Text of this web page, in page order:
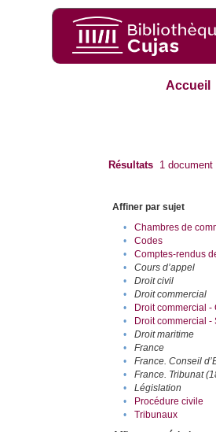
Accueil
Résultats 1 document
Affiner par sujet
•
Chambres de
•
Codes
•
Comptes-rendus
•
Cours d’appel
•
Droit civil
•
Droit commercial
•
Droit commercial -
•
Droit commercial -
•
Droit maritime
•
France
•
France. Conseil
•
France. Tribunat
•
Législation
•
Procédure civile
•
Tribunaux